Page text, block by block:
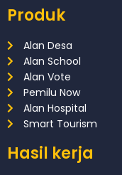
Produk
Alan Desa
Alan School
Alan Vote
Pemilu Now
Alan Hospital
Smart Tourism
Hasil kerja